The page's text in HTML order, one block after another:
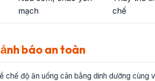
mạch
chế
báo an toàn
chế độ ăn uống cân bằng dinh dưỡng cùng